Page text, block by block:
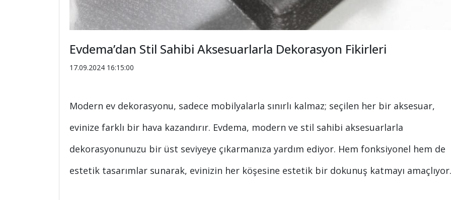
Evdema’dan Stil Sahibi Aksesuarlarla Dekorasyon Fikirleri
17.09.2024 16:15:00
Modern ev dekorasyonu, sadece mobilyalarla sınırlı kalmaz; seçilen her bir aksesuar,
evinize farklı bir hava kazandırır. Evdema, modern ve stil sahibi aksesuarlarla
dekorasyonunuzu bir üst seviyeye çıkarmanıza yardım ediyor. Hem fonksiyonel hem de
estetik tasarımlar sunarak, evinizin her köşesine estetik bir dokunuş katmayı amaçlıyor.